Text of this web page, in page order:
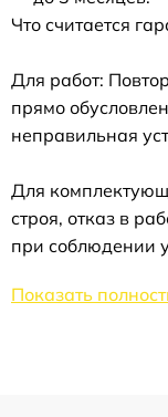
Что считается
Для работ:
прямо
неправильная
Для
строя, отказ в
при соблюдении
Показать